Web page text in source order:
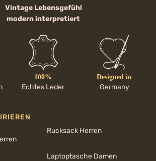
Vintage Lebensgefühl
modern interpretiert
100%
Echtes Leder
Designed in
Germany
Rucksack Herren
Laptoptasche Damen